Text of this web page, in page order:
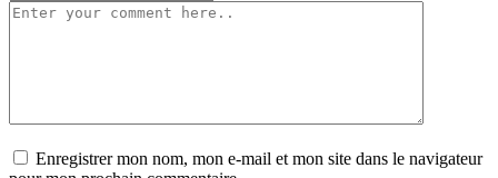
Enregistrer mon nom, mon e-mail et mon site dans le navigateur